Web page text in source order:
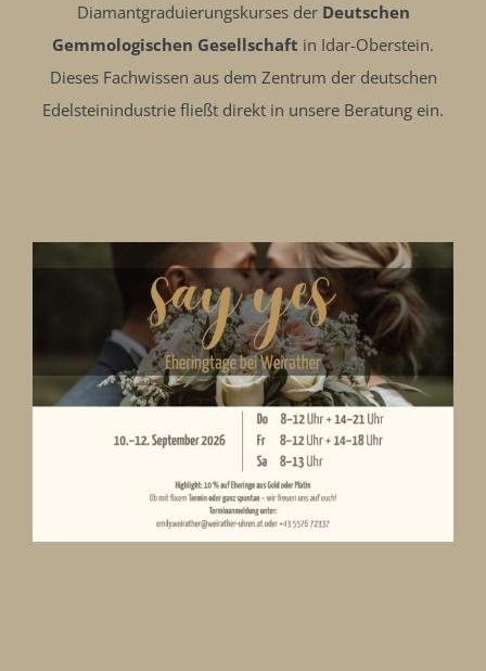
Diamantgraduierungskurses der Deutschen
Gemmologischen Gesellschaft in Idar-Oberstein.
Dieses Fachwissen aus dem Zentrum der deutschen
Edelsteinindustrie fließt direkt in unsere Beratung ein.